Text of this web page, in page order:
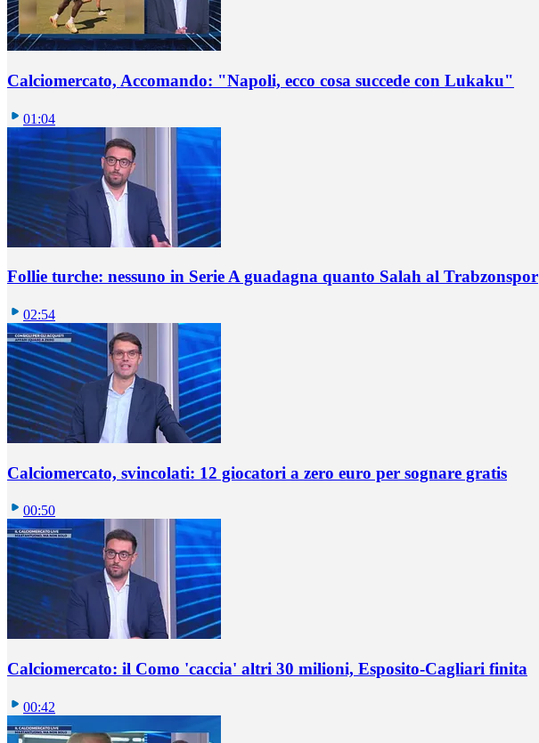
Calciomercato, Accomando: "Napoli, ecco cosa succede con Lukaku"
01:04
Follie turche: nessuno in Serie A guadagna quanto Salah al Trabzonspor
02:54
Calciomercato, svincolati: 12 giocatori a zero euro per sognare gratis
00:50
Calciomercato: il Como 'caccia' altri 30 milioni, Esposito-Cagliari finita
00:42